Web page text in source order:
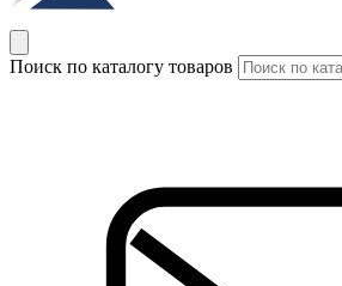
Поиск по каталогу товаров